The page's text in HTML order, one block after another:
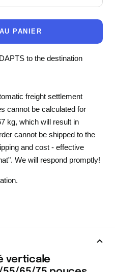
PANIER
to the destination
freight settlement
cannot be calculated for
kg, which will result in
cannot be shipped to the
and cost - effective
We will respond promptly!
verticale